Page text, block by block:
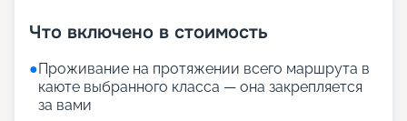
Что включено в стоимость
●Проживание на протяжении всего маршрута в
каюте выбранного класса — она закрепляется
за вами